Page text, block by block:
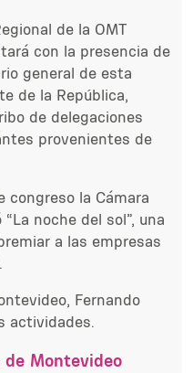
de la OMT
con la presencia de
general de esta
de la República,
de delegaciones
provenientes de
congreso la Cámara
noche del sol”, una
a las empresas
Fernando
actividades.
Montevideo